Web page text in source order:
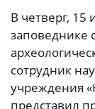
В четверг, 15
заповеднике
сотрудник
учреждения
представил